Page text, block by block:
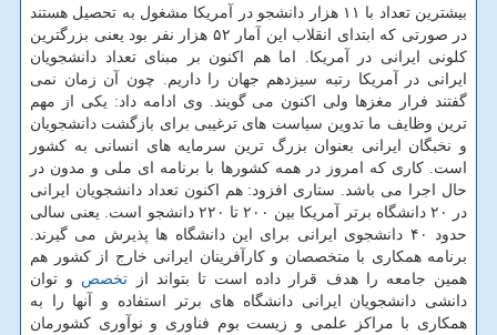
بیشترین تعداد با ۱۱ هزار دانشجو در آمریکا مشغول به تحصیل هستند
در صورتی که ابتدای انقلاب این آمار ۵۲ هزار نفر بود یعنی بزرگترین
کلونی ایرانی در آمریکا. اما هم اکنون بر مبنای تعداد دانشجویان
ایرانی در آمریکا رتبه سیزدهم جهان را داریم. چون آن زمان نمی
گفتند فرار مغزها ولی اکنون می گویند. وی ادامه داد: یکی از مهم
ترین وظایف ما تدوین سیاست های ترغیبی برای بازگشت دانشجویان
و نخبگان ایرانی بعنوان بزرگ ترین سرمایه های انسانی به کشور
است. کاری که امروز در همه کشورها با برنامه ای ملی و مدون در
حال اجرا می باشد. ستاری افزود: هم اکنون تعداد دانشجویان ایرانی
در ۲۰ دانشگاه برتر آمریکا بین ۲۰۰ تا ۲۲۰ دانشجو است. یعنی سالی
حدود ۴۰ دانشجوی ایرانی برای این دانشگاه ها پذیرش می گیرند.
برنامه همکاری با متخصصان و کارآفرینان ایرانی خارج از کشور هم
همین جامعه را هدف قرار داده است تا بتواند از تخصص و توان
دانشی دانشجویان ایرانی دانشگاه های برتر استفاده و آنها را به
همکاری با مراکز علمی و زیست بوم فناوری و نوآوری کشورمان